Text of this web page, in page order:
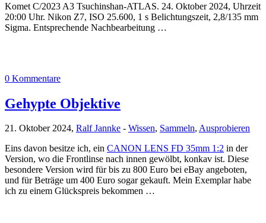
Komet C/2023 A3 Tsuchinshan-ATLAS. 24. Oktober 2024, Uhrzeit
20:00 Uhr. Nikon Z7, ISO 25.600, 1 s Belichtungszeit, 2,8/135 mm
Sigma. Entsprechende Nachbearbeitung …
0 Kommentare
Gehypte Objektive
21. Oktober 2024, Ralf Jannke - Wissen, Sammeln, Ausprobieren
Eins davon besitze ich, ein CANON LENS FD 35mm 1:2 in der
Version, wo die Frontlinse nach innen gewölbt, konkav ist. Diese
besondere Version wird für bis zu 800 Euro bei eBay angeboten,
und für Beträge um 400 Euro sogar gekauft. Mein Exemplar habe
ich zu einem Glückspreis bekommen …